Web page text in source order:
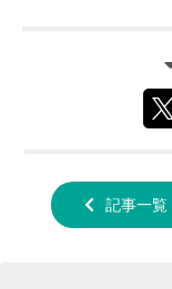
する
記事一覧